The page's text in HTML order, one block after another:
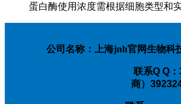
蛋白酶使用浓度需根据细胞类型和
公司名称：上海jnh官网生物科
联系Q Q
商）